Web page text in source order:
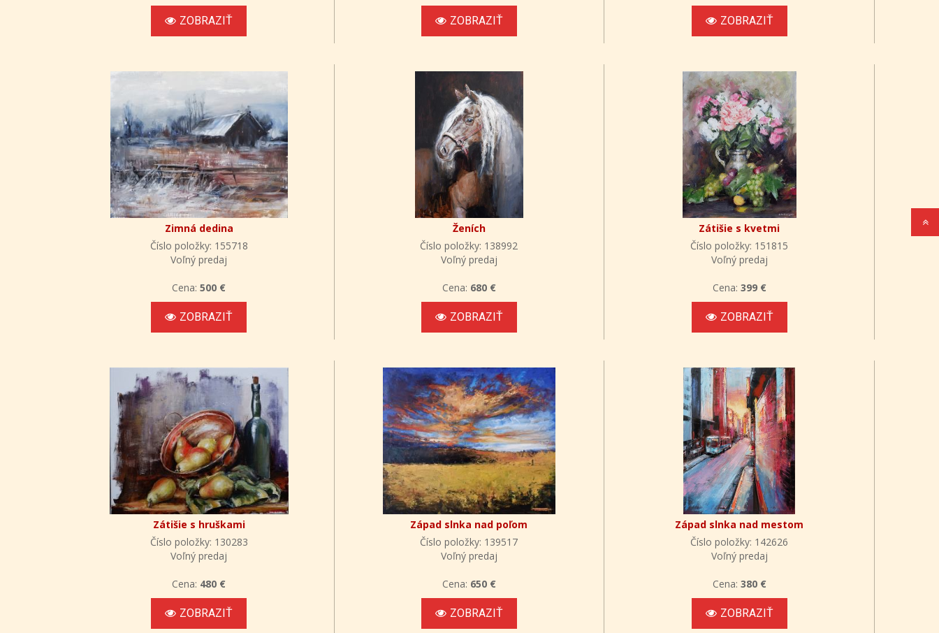
ZOBRAZIŤ ZOBRAZIŤ ZOBRAZIŤ
Zimná dedina
Číslo položky: 155718
Voľný predaj
Cena:500 €
ZOBRAZIŤ
Ženích
Číslo položky: 138992
Voľný predaj
Cena: 680 €
ZOBRAZIŤ
Zátišie s kvetmi
Číslo položky: 151815
Voľný predaj
Cena: 399 €
ZOBRAZIŤ
Zátišie s hruškami
Číslo položky: 130283
Voľný predaj
Cena: 480 €
ZOBRAZIŤ
Západ slnka nad poľom
Číslo položky: 139517
Voľný predaj
Cena: 650 €
ZOBRAZIŤ
Západ slnka nad mestom
Číslo položky: 142626
Voľný predaj
Cena: 380 €
ZOBRAZIŤ